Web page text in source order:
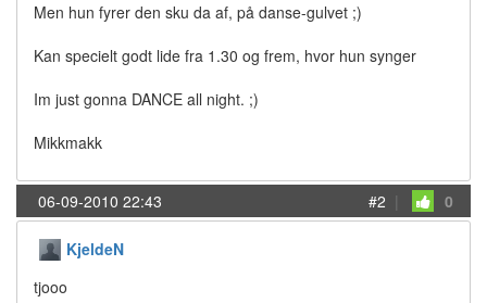
Men hun fyrer den sku da af, på danse-gulvet ;)
Kan specielt godt lide fra 1.30 og frem, hvor hun synger
Im just gonna DANCE all night. ;)
Mikkmakk
06-09-2010 22:43 #2 | 0
KjeldeN
tjooo